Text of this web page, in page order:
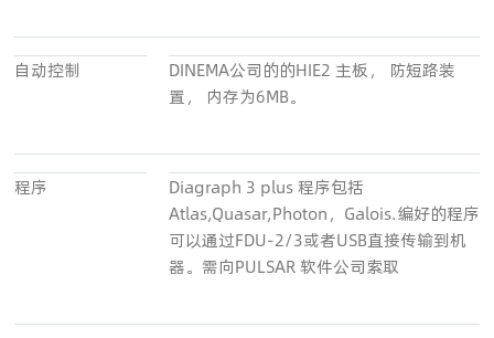
自动控制
DINEMA公司的的HIE2 主板， 防短路装
置， 内存为6MB。
程序
Diagraph 3 plus 程序包括
Atlas,Quasar,Photon，Galois.编好的程序
可以通过FDU-2/3或者USB直接传输到机
器。需向PULSAR 软件公司索取